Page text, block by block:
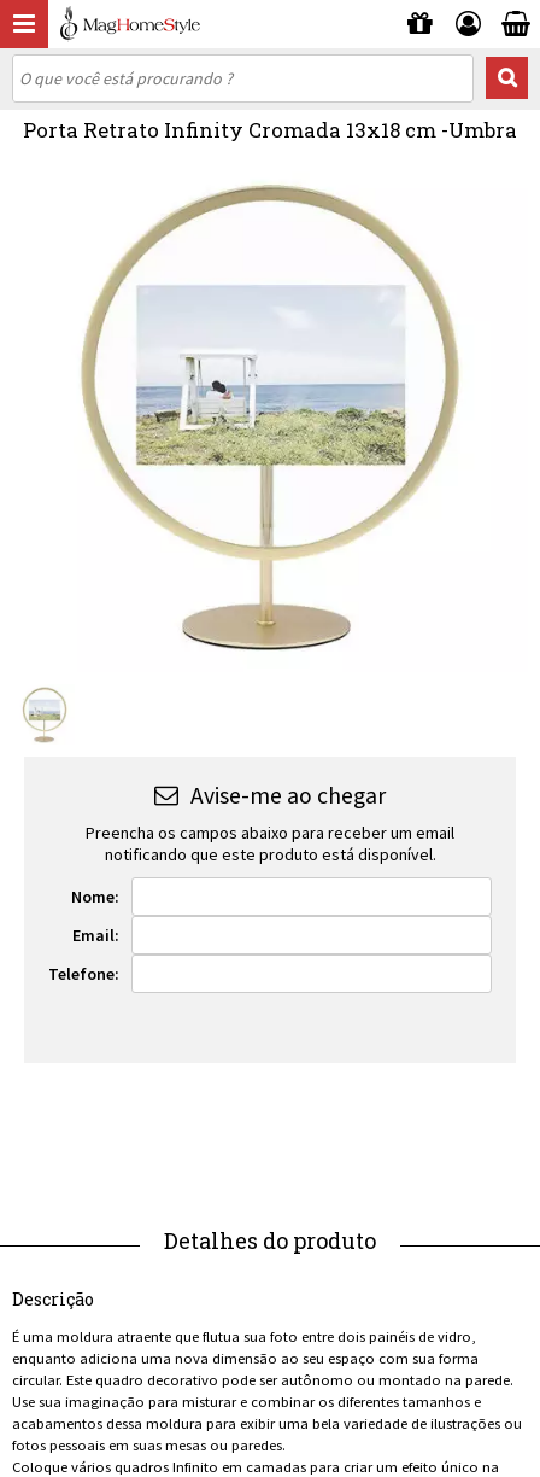
Porta Retrato Infinity Cromada 13x18 cm -Umbra
Avise-me ao chegar
Preencha os campos abaixo para receber um email
notificando que este produto está disponível.
Nome:
Email:
Telefone:
Descrição
É uma moldura atraente que flutua sua foto entre dois painéis de vidro,
enquanto adiciona uma nova dimensão ao seu espaço com sua forma
circular. Este quadro decorativo pode ser autônomo ou montado na parede.
Use sua imaginação para misturar e combinar os diferentes tamanhos e
acabamentos dessa moldura para exibir uma bela variedade de ilustrações ou
fotos pessoais em suas mesas ou paredes.
Coloque vários quadros Infinito em camadas para criar um efeito único na